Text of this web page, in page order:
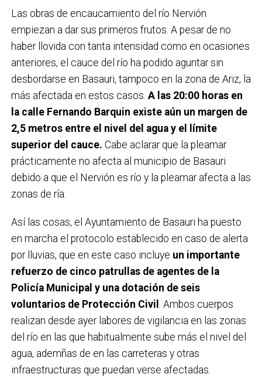
Las obras de encaucamiento del río Nervión
empiezan a dar sus primeros frutos. A pesar de no
haber llovida con tanta intensidad como en ocasiones
anteriores, el cauce del río ha podido aguntar sin
desbordarse en Basauri, tampoco en la zona de Ariz, la
más afectada en estos casos. A las 20:00 horas en
la calle Fernando Barquin existe aún un margen de
2,5 metros entre el nivel del agua y el límite
superior del cauce. Cabe aclarar que la pleamar
prácticamente no afecta al municipio de Basauri
debido a que el Nervión es río y la pleamar afecta a las
zonas de ría.
Así las cosas, el Ayuntamiento de Basauri ha puesto
en marcha el protocolo establecido en caso de alerta
por lluvias, que en este caso incluye un importante
refuerzo de cinco patrullas de agentes de la
Policía Municipal y una dotación de seis
voluntarios de Protección Civil
. Ambos cuerpos
realizan desde ayer labores de vigilancia en las zonas
del río en las que habitualmente sube más el nivel del
agua, ademñas de en las carreteras y otras
infraestructuras que puedan verse afectadas.